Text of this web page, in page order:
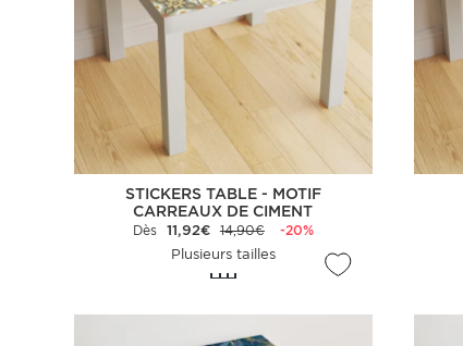
STICKERS TABLE - MOTIF
CARREAUX DE CIMENT
Dès 11,92€ 14,90€
-20%
Plusieurs tailles